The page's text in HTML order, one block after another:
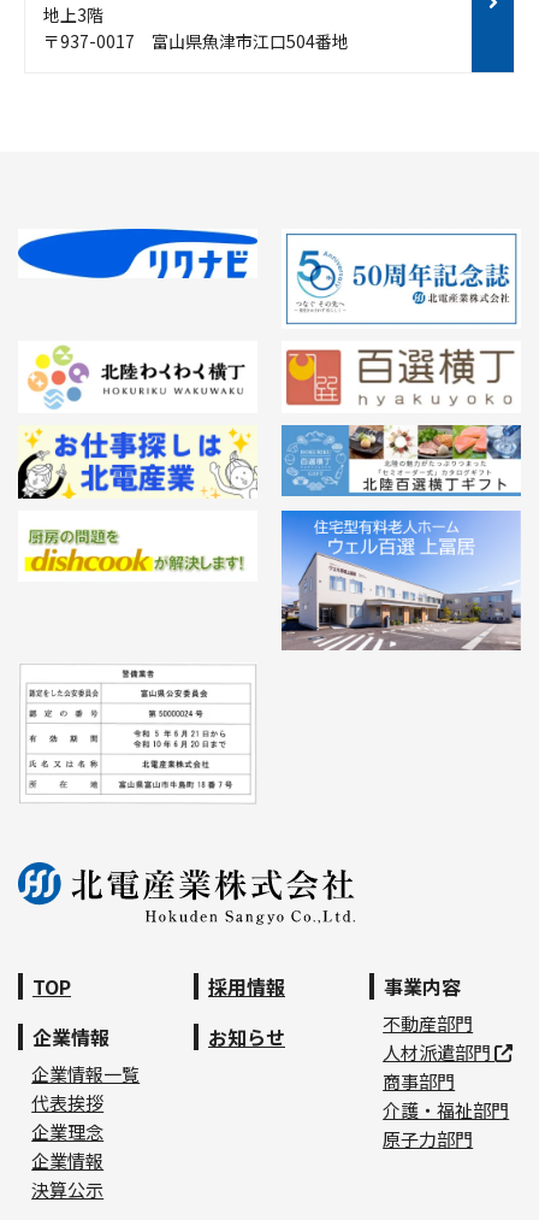
地上3階
〒937-0017 富山県魚津市江口504番地
TOP
企業情報
企業情報一覧
代表挨拶
企業理念
企業情報
決算公示
採用情報
お知らせ
事業内容
不動産部門
人材派遣部門
商事部門
介護・福祉部門
原子力部門